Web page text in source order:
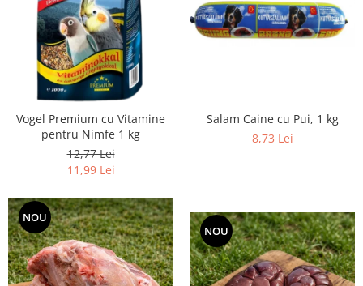
Vogel Premium cu Vitamine
pentru Nimfe 1 kg
12,77 Lei
11,99 Lei
Salam Caine cu Pui, 1 kg
8,73 Lei
NOU
NOU